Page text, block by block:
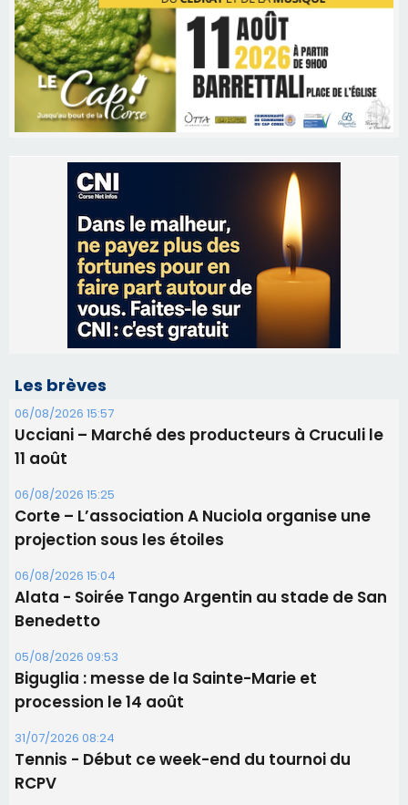
Les brèves
06/08/2026 15:57
Ucciani – Marché des producteurs à Cruculi le
11 août
06/08/2026 15:25
Corte – L’association A Nuciola organise une
projection sous les étoiles
06/08/2026 15:04
Alata - Soirée Tango Argentin au stade de San
Benedetto
05/08/2026 09:53
Biguglia : messe de la Sainte-Marie et
procession le 14 août
31/07/2026 08:24
Tennis - Début ce week-end du tournoi du
RCPV